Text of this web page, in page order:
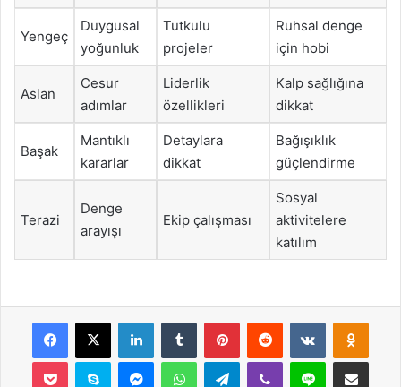
Yengeç
Duygusal
yoğunluk
Tutkulu
projeler
Ruhsal denge
için hobi
Aslan
Cesur
adımlar
Liderlik
özellikleri
Kalp sağlığına
dikkat
Başak
Mantıklı
kararlar
Detaylara
dikkat
Bağışıklık
güçlendirme
Terazi
Denge
arayışı
Ekip çalışması
Sosyal
aktivitelere
katılım
Facebook
X LinkedInTumblr PinterestReddit VKontakte
Pocket Skype MessengerWhatsAppTelegramViber Line E-Posta ile